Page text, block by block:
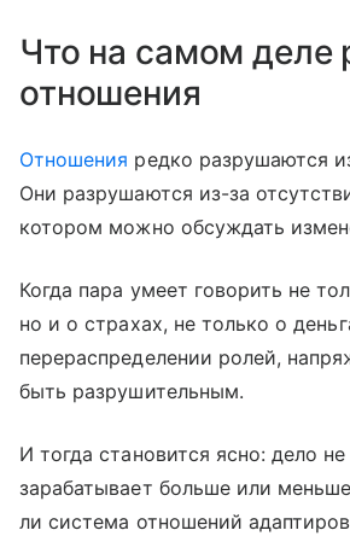
Что на самом деле
отношения
Отношения редко разрушаются
Они разрушаются из-за
котором можно обсуждать
Когда пара умеет говорить не
но и о страхах, не только о
перераспределении ролей,
быть разрушительным.
И тогда становится ясно: дело
зарабатывает больше или
ли система отношений